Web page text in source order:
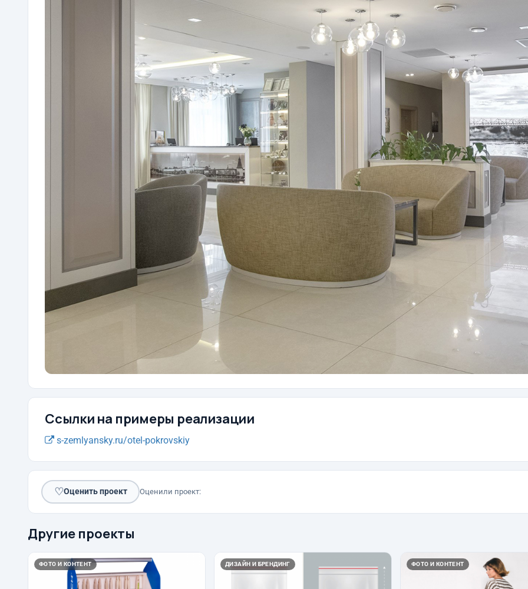
Ссылки на примеры реализации
s-zemlyansky.ru/otel-pokrovskiy
♡Оценить проект Оценили проект:
Другие проекты
ФОТО И КОНТЕНТ ДИЗАЙН И БРЕНДИНГ ФОТО И КОНТЕНТ